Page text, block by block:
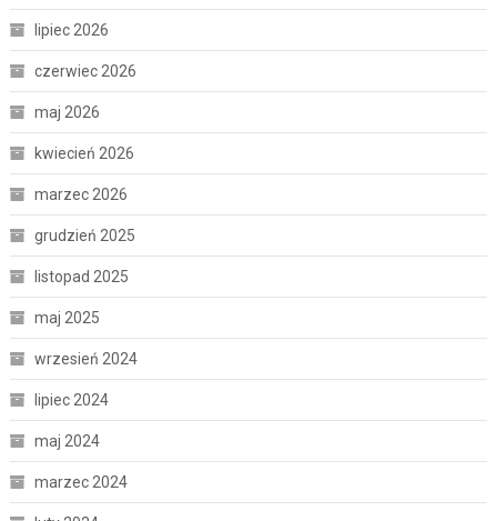
lipiec 2026
czerwiec 2026
maj 2026
kwiecień 2026
marzec 2026
grudzień 2025
listopad 2025
maj 2025
wrzesień 2024
lipiec 2024
maj 2024
marzec 2024